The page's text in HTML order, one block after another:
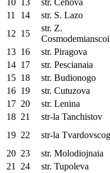
10 13 str. Cehova
11
14 str. S. Lazo
12 15
str. Z.
Cosmodemianscoi
13 16 str. Piragova
14 17 str. Pescianaia
15 18 str. Budionogo
16 19 str. Cutuzova
17 20 str. Lenina
18 21 str-la Tanchistov
19 22 str-la
20 23 str. Molodiojnaia
21
24 str. Tupoleva